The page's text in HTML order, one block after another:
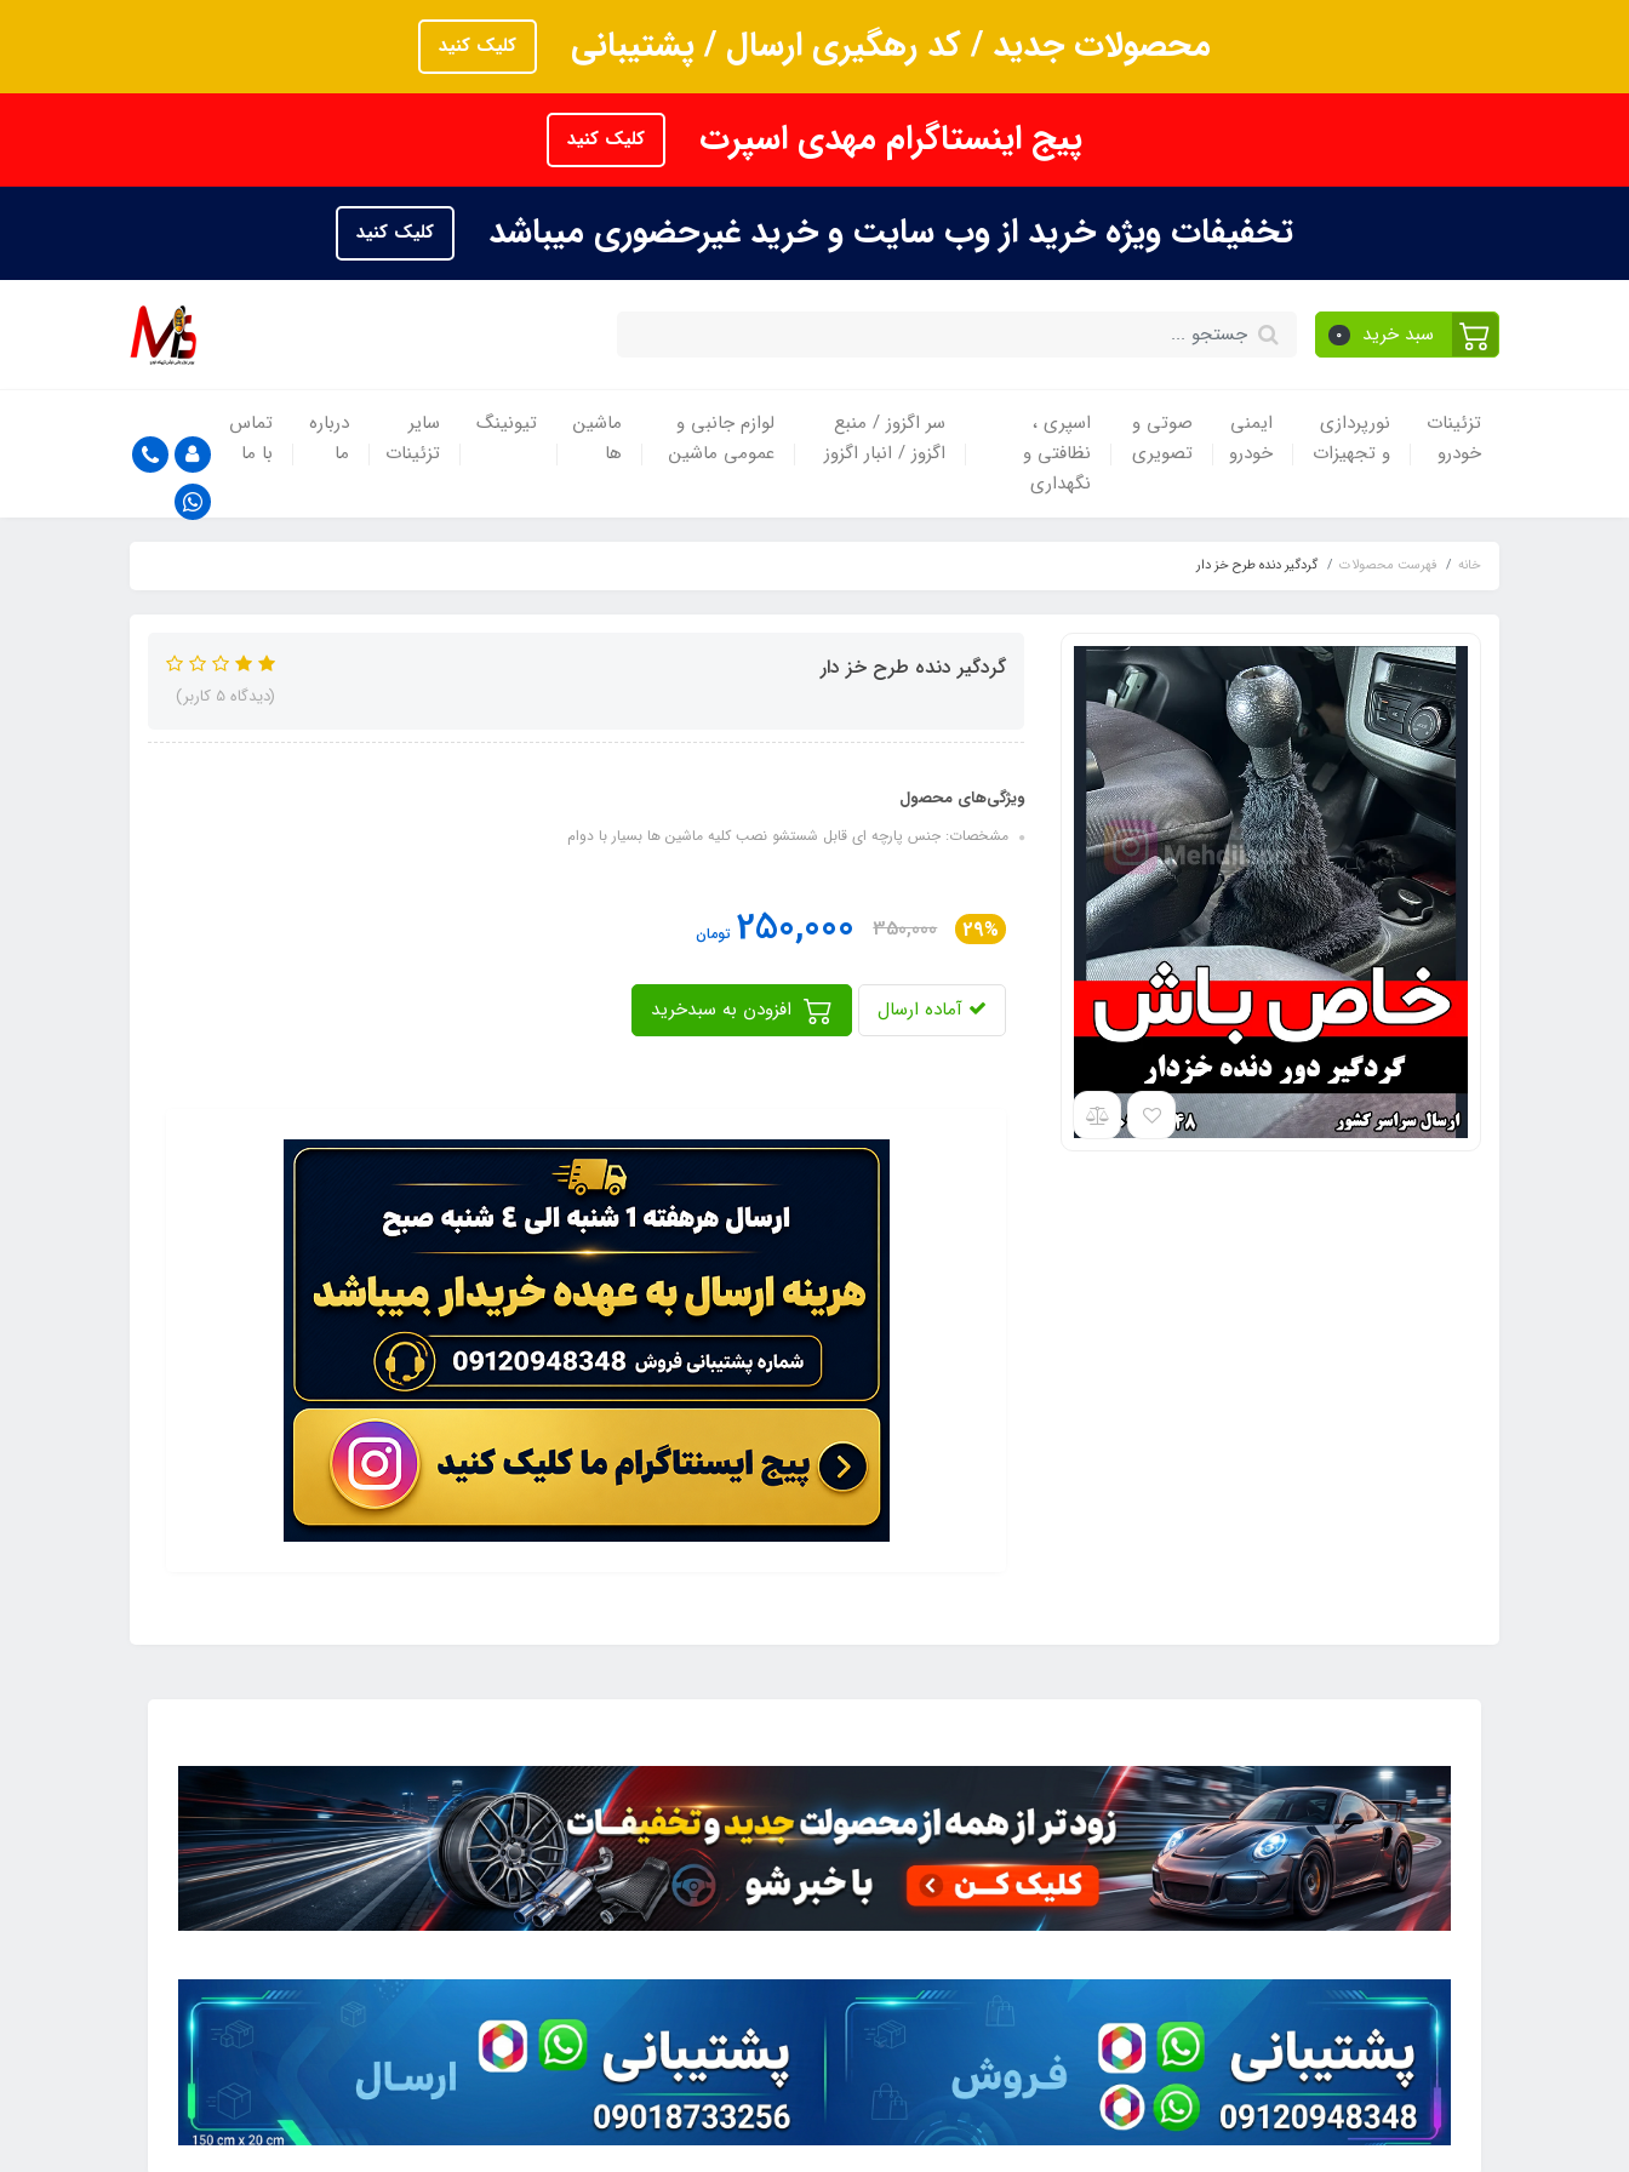
محصولات جدید / کد رهگیری ارسال / پشتیبانی کلیک کنید
پیج اینستاگرام مهدی اسپرت کلیک کنید
تخفیفات ویژه خرید از وب سایت و خرید غیرحضوری میباشد کلیک کنید
سبد خرید 0
تزئینات
خودرو
نورپردازی
و تجهیزات
ایمنی
خودرو
صوتی و
تصویری
اسپری ،
نظافتی و
نگهداری
سر اگزوز / منبع
اگزوز / انبار اگزوز
لوازم جانبی و
عمومی ماشین
ماشین
ها
تیونینگ
سایر
تزئینات
درباره
ما
تماس
با ما
خانه فهرست محصولات گردگیر دنده طرح خز دار
گردگیر دنده طرح خز دار
(دیدگاه 5 کاربر)
ویژگی‌های محصول
مشخصات: جنس پارچه ای قابل شستشو نصب کلیه ماشین ها بسیار با دوام
29%
350,000
250,000 تومان
آماده ارسال